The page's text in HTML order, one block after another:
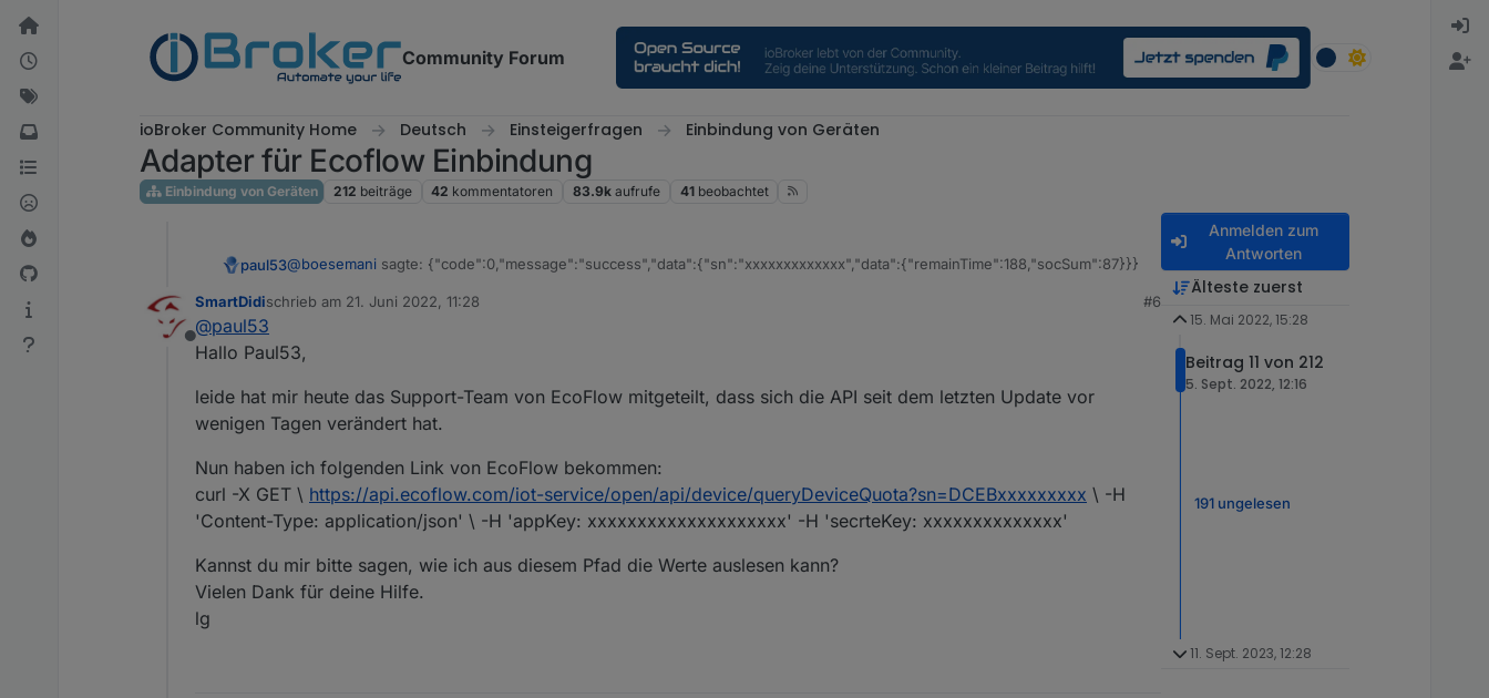
Weiter zum Inhalt
Community Forum
ioBroker Community Home Deutsch Einsteigerfragen Einbindung von Geräten
Adapter für Ecoflow Einbindung
Einbindung von Geräten 212 beiträge 42 kommentatoren 83.9k aufrufe 41 beobachtet
paul53@boesemani sagte: {"code":0,"message":"success","data":{"sn":"xxxxxxxxxxxxx","data":{"remainTime":188,"socSum":87}}}
Blockly:
Offline
SmartDidischrieb am 21. Juni 2022, 11:28
zuletzt editiert von
#6
@paul53
Hallo Paul53,
leide hat mir heute das Support-Team von EcoFlow mitgeteilt, dass sich die API seit dem letzten Update vor
wenigen Tagen verändert hat.
Nun haben ich folgenden Link von EcoFlow bekommen:
curl -X GET \ https://api.ecoflow.com/iot-service/open/api/device/queryDeviceQuota?sn=DCEBxxxxxxxxx \ -H
'Content-Type: application/json' \ -H 'appKey: xxxxxxxxxxxxxxxxxxxx' -H 'secrteKey: xxxxxxxxxxxxxx'
Kannst du mir bitte sagen, wie ich aus diesem Pfad die Werte auslesen kann?
Vielen Dank für deine Hilfe.
lg
Anmelden zum
Antworten
Älteste zuerst
15. Mai 2022, 15:28
Beitrag 11 von 212
5. Sept. 2022, 12:16
191 ungelesen
11. Sept. 2023, 12:28